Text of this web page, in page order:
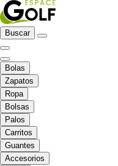
Buscar
Bolas
Zapatos
Ropa
Bolsas
Palos
Carritos
Guantes
Accesorios